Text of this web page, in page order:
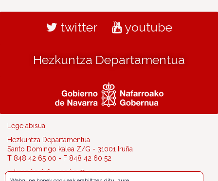
twitter youtube
Hezkuntza Departamentua
Lege abisua
Hezkuntza Departamentua
Santo Domingo kalea Z/G - 31001 Iruña
T 848 42 65 00 - F 848 42 60 52
educacion.informacion@navarra.es